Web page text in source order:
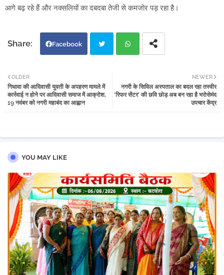
आगे बढ़ रहे हैं और नक्सलियों का दबदबा तेजी से कमजोर पड़ रहा है।
Facebook
tter atsa
NEWER
नगरी के सिविल अस्पताल का बदल रहा तस्वीर
‘रिफर सेंटर’ की छवि छोड़ अब बन रहा है भरोसेमंद
उपचार केंद्र
OLDER
गिधावा की आदिवासी युवती के अपहरण मामले में
कार्रवाई न होने पर आदिवासी समाज में आक्रोश,
19 नवंबर को नगरी महाबंद का आह्वान
YOU MAY LIKE